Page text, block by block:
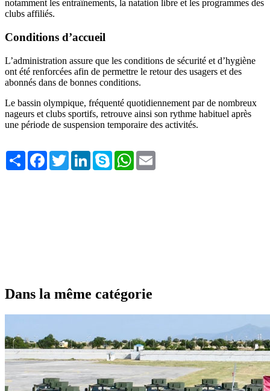
notamment les entraînements, la natation libre et les programmes des
clubs affiliés.
Conditions d’accueil
L’administration assure que les conditions de sécurité et d’hygiène
ont été renforcées afin de permettre le retour des usagers et des
abonnés dans de bonnes conditions.
Le bassin olympique, fréquenté quotidiennement par de nombreux
nageurs et clubs sportifs, retrouve ainsi son rythme habituel après
une période de suspension temporaire des activités.
Share FacebookTwitterLinkedInSkype WhatsApp
Dans la même catégorie